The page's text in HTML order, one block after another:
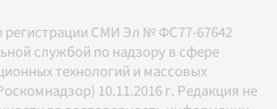
регистрации СМИ Эл № ФС77-67642
службой по надзору в сфере
технологий и массовых
10.11.2016 г. Редакция не